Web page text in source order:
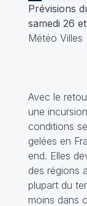
Prévisions
samedi 26
Météo Villes
Avec le
une
conditions
gelées en
end. Elles
des régions
plupart du
moins dans